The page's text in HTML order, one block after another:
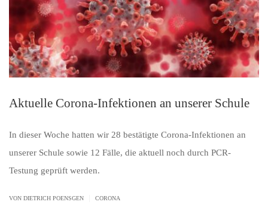
Aktuelle Corona-Infektionen an unserer Schule
In dieser Woche hatten wir 28 bestätigte Corona-Infektionen an
unserer Schule sowie 12 Fälle, die aktuell noch durch PCR-
Testung geprüft werden.
VON DIETRICH POENSGEN CORONA